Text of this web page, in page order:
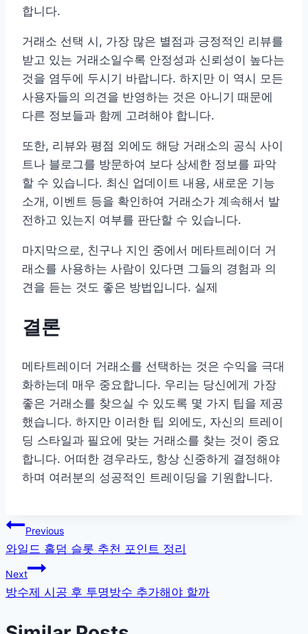
합니다.
거래소 선택 시, 가장 많은 별점과 긍정적인 리뷰를
받고 있는 거래소일수록 안정성과 신뢰성이 높다는
것을 염두에 두시기 바랍니다. 하지만 이 역시 모든
사용자들의 의견을 반영하는 것은 아니기 때문에
다른 정보들과 함께 고려해야 합니다.
또한, 리뷰와 평점 외에도 해당 거래소의 공식 사이
트나 블로그를 방문하여 보다 상세한 정보를 파악
할 수 있습니다. 최신 업데이트 내용, 새로운 기능
소개, 이벤트 등을 확인하여 거래소가 계속해서 발
전하고 있는지 여부를 판단할 수 있습니다.
마지막으로, 친구나 지인 중에서 메타트레이더 거
래소를 사용하는 사람이 있다면 그들의 경험과 의
견을 듣는 것도 좋은 방법입니다. 실제
결론
메타트레이더 거래소를 선택하는 것은 수익을 극대
화하는데 매우 중요합니다. 우리는 당신에게 가장
좋은 거래소를 찾으실 수 있도록 몇 가지 팁을 제공
했습니다. 하지만 이러한 팁 외에도, 자신의 트레이
딩 스타일과 필요에 맞는 거래소를 찾는 것이 중요
합니다. 어떠한 경우라도, 항상 신중하게 결정해야
하며 여러분의 성공적인 트레이딩을 기원합니다.
글
탐
색
Previous
와일드 홀덤 슬롯 추천 포인트 정리
Next
방수제 시공 후 투명방수 추가해야 할까